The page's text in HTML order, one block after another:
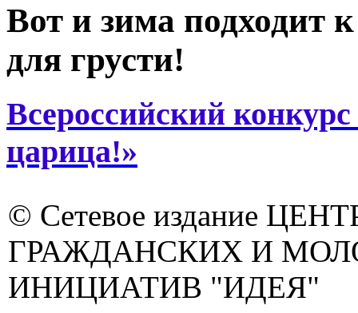
Вот и зима подходит
для грусти!
Всероссийский
царица!»
© Сетевое издание
ГРАЖДАНСКИХ И
ИНИЦИАТИВ "ИДЕЯ"